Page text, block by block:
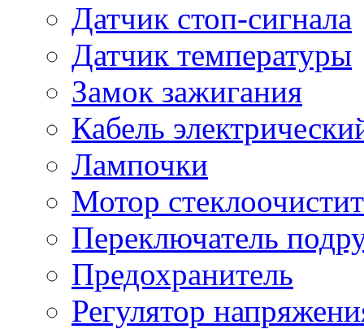
Датчик стоп-сигнала
Датчик температуры
Замок зажигания
Кабель
Лампочки
Мотор
Переключатель
Предохранитель
Регулятор